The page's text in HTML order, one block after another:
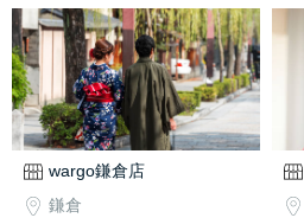
wargo鎌倉店
鎌倉